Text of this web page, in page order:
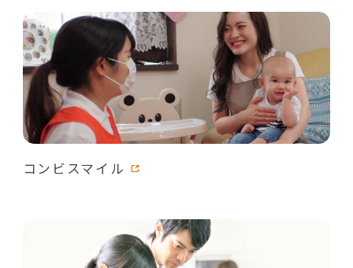
コンビスマイル